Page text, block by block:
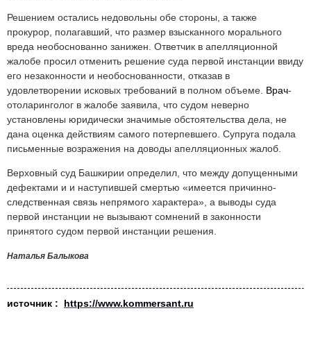
Решением остались недовольны обе стороны, а также
прокурор, полагавший, что размер взысканного морального
вреда необоснованно занижен. Ответчик в апелляционной
жалобе просил отменить решение суда первой инстанции ввиду
его незаконности и необоснованности, отказав в
удовлетворении исковых требований в полном объеме. Врач-
отоларинголог в жалобе заявила, что судом неверно
установлены юридически значимые обстоятельства дела, не
дана оценка действиям самого потерпевшего. Супруга подала
письменные возражения на доводы апелляционных жалоб.
Верховный суд Башкирии определил, что между допущенными
дефектами и и наступившей смертью «имеется причинно-
следственная связь непрямого характера», а выводы суда
первой инстанции не вызывают сомнений в законности
принятого судом первой инстанции решения.
Наталья Балыкова
источник : https://www.kommersant.ru